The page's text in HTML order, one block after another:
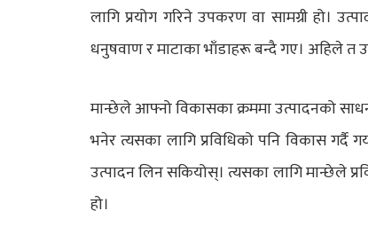
लागि प्रयोग गरिने उपकरण वा सामग्री हो।
धनुषवाण र माटाका भाँडाहरू बन्दै गए। अहिले
मान्छेले आफ्नो विकासका क्रममा उत्पादनको
भनेर त्यसका लागि प्रविधिको पनि विकास
उत्पादन लिन सकियोस्। त्यसका लागि मान्छेले
हो।